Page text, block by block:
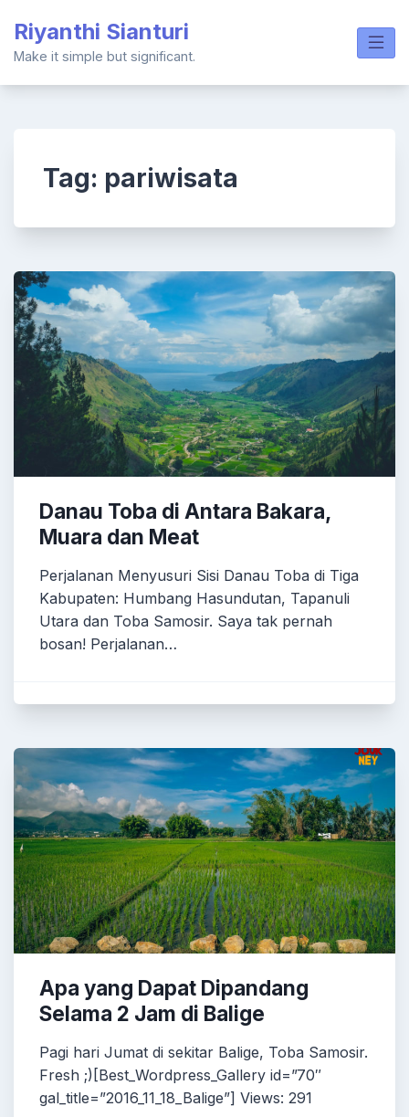
content
Riyanthi Sianturi
Make it simple but significant.
Tag: pariwisata
Danau Toba di Antara Bakara,
Muara dan Meat
Perjalanan Menyusuri Sisi Danau Toba di Tiga
Kabupaten: Humbang Hasundutan, Tapanuli
Utara dan Toba Samosir. Saya tak pernah
bosan! Perjalanan…
Apa yang Dapat Dipandang
Selama 2 Jam di Balige
Pagi hari Jumat di sekitar Balige, Toba Samosir.
Fresh ;)[Best_Wordpress_Gallery id=”70″
gal_title=”2016_11_18_Balige”] Views: 291